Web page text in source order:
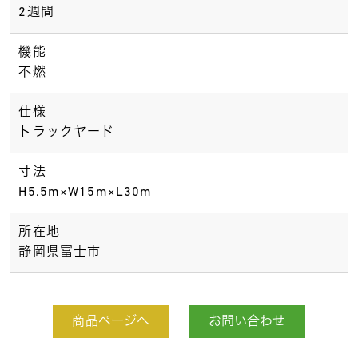
2週間
機能
不燃
仕様
トラックヤード
寸法
H5.5m×W15m×L30m
所在地
静岡県富士市
商品ページへ お問い合わせ